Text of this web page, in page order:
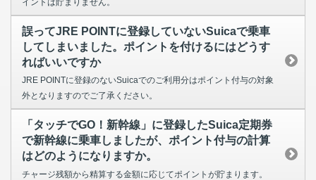
誤ってJRE POINTに登録していないSuicaで乗車
してしまいました。ポイントを付けるにはどうす
ればいいですか
JRE POINTに登録のないSuicaでのご利用分はポイント付与の対象
外となりますのでご了承ください。
「タッチでGO！新幹線」に登録したSuica定期券
で新幹線に乗車しましたが、ポイント付与の計算
はどのようになりますか。
チャージ残額から精算する金額に応じてポイントが貯まります。